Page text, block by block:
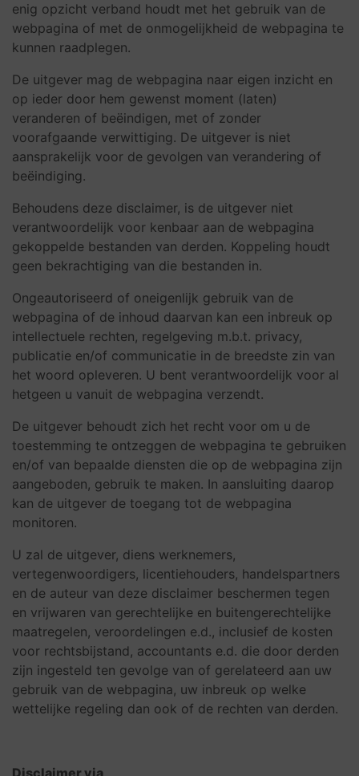
enig opzicht verband houdt met het gebruik van de
webpagina of met de onmogelijkheid de webpagina te
kunnen raadplegen.
De uitgever mag de webpagina naar eigen inzicht en
op ieder door hem gewenst moment (laten)
veranderen of beëindigen, met of zonder
voorafgaande verwittiging. De uitgever is niet
aansprakelijk voor de gevolgen van verandering of
beëindiging.
Behoudens deze disclaimer, is de uitgever niet
verantwoordelijk voor kenbaar aan de webpagina
gekoppelde bestanden van derden. Koppeling houdt
geen bekrachtiging van die bestanden in.
Ongeautoriseerd of oneigenlijk gebruik van de
webpagina of de inhoud daarvan kan een inbreuk op
intellectuele rechten, regelgeving m.b.t. privacy,
publicatie en/of communicatie in de breedste zin van
het woord opleveren. U bent verantwoordelijk voor al
hetgeen u vanuit de webpagina verzendt.
De uitgever behoudt zich het recht voor om u de
toestemming te ontzeggen de webpagina te gebruiken
en/of van bepaalde diensten die op de webpagina zijn
aangeboden, gebruik te maken. In aansluiting daarop
kan de uitgever de toegang tot de webpagina
monitoren.
U zal de uitgever, diens werknemers,
vertegenwoordigers, licentiehouders, handelspartners
en de auteur van deze disclaimer beschermen tegen
en vrijwaren van gerechtelijke en buitengerechtelijke
maatregelen, veroordelingen e.d., inclusief de kosten
voor rechtsbijstand, accountants e.d. die door derden
zijn ingesteld ten gevolge van of gerelateerd aan uw
gebruik van de webpagina, uw inbreuk op welke
wettelijke regeling dan ook of de rechten van derden.
Disclaimer via